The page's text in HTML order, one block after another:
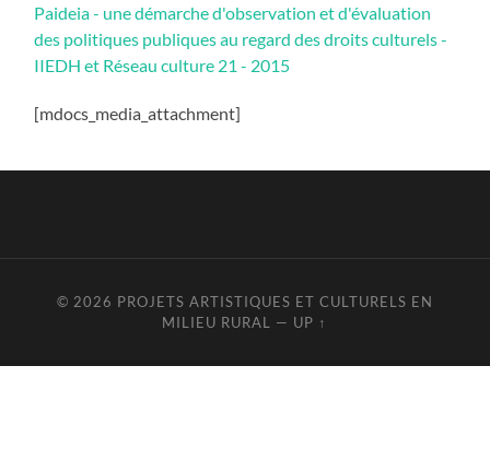
Paideia - une démarche d'observation et d'évaluation
des politiques publiques au regard des droits culturels -
IIEDH et Réseau culture 21 - 2015
[mdocs_media_attachment]
© 2026 PROJETS ARTISTIQUES ET CULTURELS EN
MILIEU RURAL
— UP ↑